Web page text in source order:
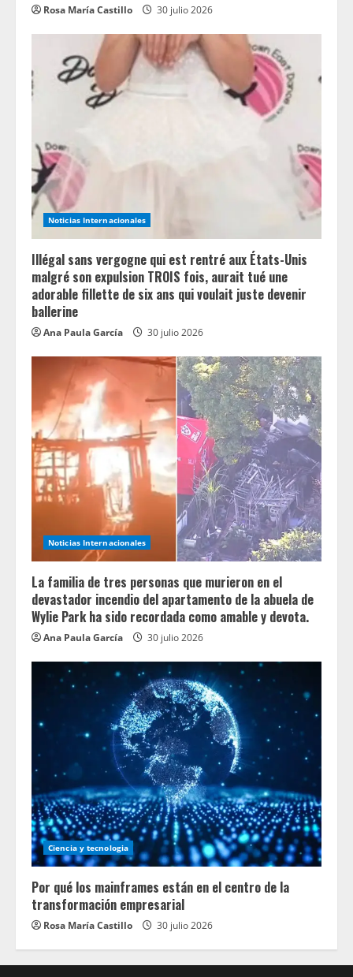
Rosa María Castillo 30 julio 2026
Noticias Internacionales
Illégal sans vergogne qui est rentré aux États-Unis
malgré son expulsion TROIS fois, aurait tué une
adorable fillette de six ans qui voulait juste devenir
ballerine
Ana Paula García 30 julio 2026
Noticias Internacionales
La familia de tres personas que murieron en el
devastador incendio del apartamento de la abuela de
Wylie Park ha sido recordada como amable y devota.
Ana Paula García 30 julio 2026
Ciencia y tecnologia
Por qué los mainframes están en el centro de la
transformación empresarial
Rosa María Castillo 30 julio 2026